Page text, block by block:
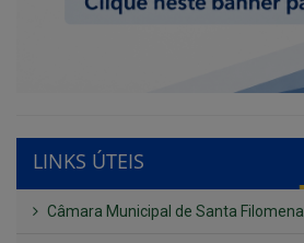
LINKS ÚTEIS
Câmara Municipal de Santa Filomena